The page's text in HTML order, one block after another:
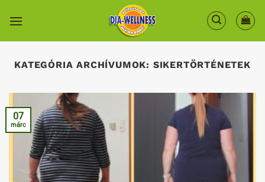
KATEGÓRIA ARCHÍVUMOK: SIKERTÖRTÉNETEK
07
márc